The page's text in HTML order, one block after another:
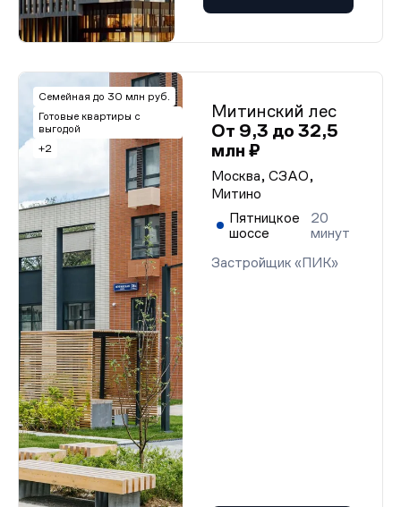
Семейная до 30 млн руб.
Готовые квартиры с
выгодой
+2
Митинский лес
От 9,3 до 32,5
млн ₽
Москва, СЗАО,
Митино
Пятницкое
шоссе
20
минут
Застройщик «ПИК»